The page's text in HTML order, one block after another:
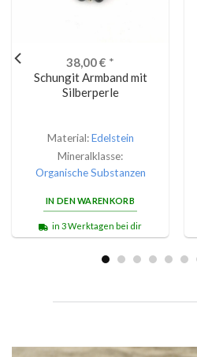
38,00€ *
Schungit Armband mit
Silberperle
Material:Edelstein
Mineralklasse:
Organische Substanzen
IN DEN WARENKORB
in 3 Werktagen bei dir